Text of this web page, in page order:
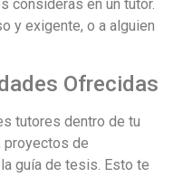
consideras en un tutor.
y exigente, o a alguien
Ofrecidas
tutores dentro de tu
proyectos de
guía de tesis. Esto te